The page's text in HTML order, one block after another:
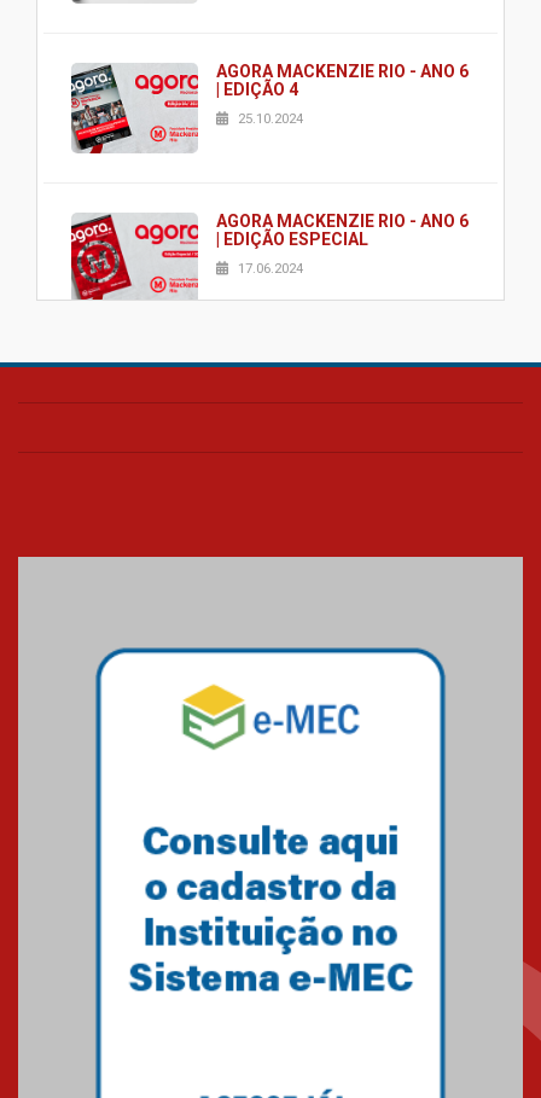
AGORA MACKENZIE RIO - ANO 6
| EDIÇÃO 4
25.10.2024
AGORA MACKENZIE RIO - ANO 6
| EDIÇÃO ESPECIAL
17.06.2024
AGORA MACKENZIE RIO - ANO 6
MÁXIMA no MEC
01.11.2023
A HISTÓRIA DA FACULDADE
PRESBITERIANA MACKENZIE
RIO ATÉ À SUA NOVA UNIDADE,
EM BOTAFOGO
Novo E-book do Mackenzie Rio